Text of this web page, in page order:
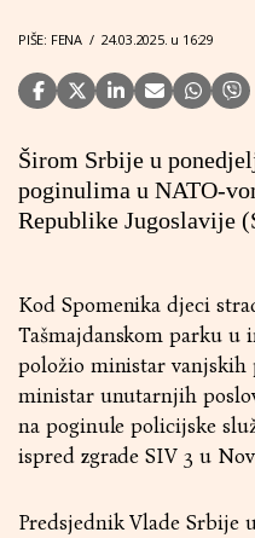
PIŠE: FENA / 24.03.2025. u 16:29
Širom Srbije u
poginulima u NATO-
Republike Jugoslavije
Kod Spomenika djeci
Tašmajdanskom parku u
položio ministar vanjskih
ministar unutarnjih
na poginule policijske
ispred zgrade SIV 3 u
Predsjednik Vlade Srbije